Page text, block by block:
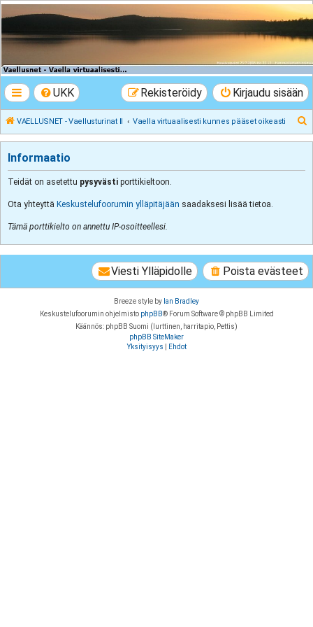
VAELLUSNET -
Vaellusturinat II
UKK Kirjaudu sisään
Rekisteröidy
VAELLUSNET - Vaellusturinat II Vaella virtuaalisesti kunnes pääset oikeasti
Informaatio
Teidät on asetettu pysyvästi porttikieltoon.
Ota yhteyttä Keskustelufoorumin ylläpitäjään saadaksesi lisää tietoa.
Tämä porttikielto on annettu IP-osoitteellesi.
Poista evästeet
Viesti Ylläpidolle
Breeze style by Ian Bradley
Keskustelufoorumin ohjelmisto phpBB® Forum Software © phpBB Limited
Käännös: phpBB Suomi (lurttinen, harritapio, Pettis)
phpBB SiteMaker
Yksityisyys
Ehdot